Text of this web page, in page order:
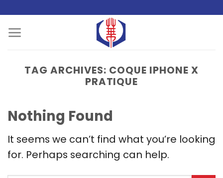
content
TAG ARCHIVES: COQUE IPHONE X
PRATIQUE
Nothing Found
It seems we can’t find what you’re looking
for. Perhaps searching can help.